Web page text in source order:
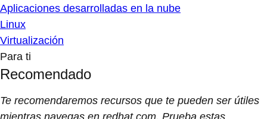
Aplicaciones desarrolladas en la nube
Linux
Virtualización
Para ti
Recomendado
Te recomendaremos recursos que te pueden ser útiles
mientras navegas en redhat.com. Prueba estas